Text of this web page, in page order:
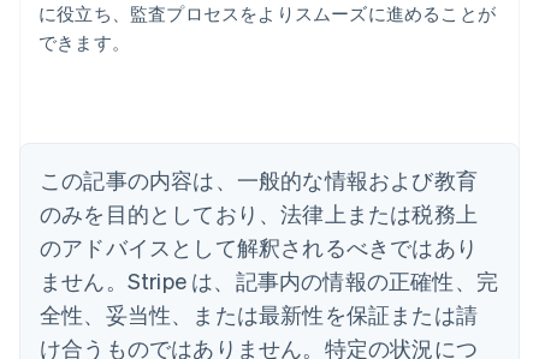
に役立ち、監査プロセスをよりスムーズに進めることが
できます。
この記事の内容は、一般的な情報および教育
のみを目的としており、法律上または税務上
のアドバイスとして解釈されるべきではあり
ません。Stripe は、記事内の情報の正確性、完
全性、妥当性、または最新性を保証または請
け合うものではありません。特定の状況につ
アイルランド
English
English
イギリス
English
イタリア
ItalianoEnglish
インド
English
エストニア
English